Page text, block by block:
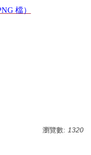
檔）
瀏覽數: 1320